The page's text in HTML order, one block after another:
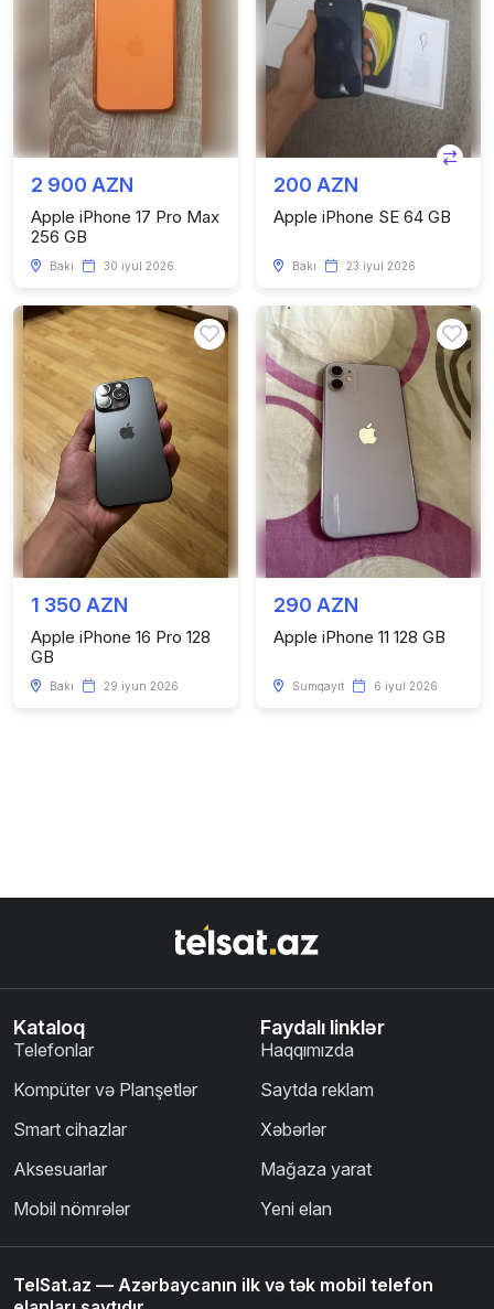
2 900 AZN
Apple iPhone 17 Pro Max
256 GB
Bakı 30 iyul 2026
200 AZN
Apple iPhone SE 64 GB
Bakı 23 iyul 2026
1 350 AZN
Apple iPhone 16 Pro 128
GB
Bakı 29 iyun 2026
290 AZN
Apple iPhone 11 128 GB
Sumqayıt 6 iyul 2026
Kataloq
Telefonlar
Kompüter və Planşetlər
Smart cihazlar
Aksesuarlar
Mobil nömrələr
Faydalı linklər
Haqqımızda
Saytda reklam
Xəbərlər
Mağaza yarat
Yeni elan
TelSat.az — Azərbaycanın ilk və tək mobil telefon